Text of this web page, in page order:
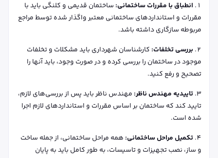
انطباق با مقررات ساختمانی: ساختمان قدیمی و کلنگی باید با
مقررات و استانداردهای ساختمانی معتبر واگذار شده توسط مراجع
مربوطه سازگاری داشته باشد.
بررسی تخلفات: کارشناسان شهرداری باید مشکلات و تخلفات
موجود در ساختمان را بررسی کرده و در صورت وجود، باید آنها را
تصحیح و رفع کنید.
تاییدیه مهندس ناظر: مهندس ناظر باید پس از بررسی‌های لازم،
تایید کند که ساختمان بر اساس مقررات و استانداردهای لازم اجرا
شده است.
تکمیل مراحل ساختمانی: همه مراحل ساختمانی، از جمله ساخت
و ساز، نصب تجهیزات و تاسیسات، به طور کامل باید به پایان